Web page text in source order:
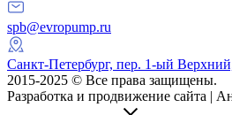
spb@evropump.ru
Санкт-Петербург, пер. 1-ый
2015-2025 © Все права защищены.
Разработка и продвижение сайта |